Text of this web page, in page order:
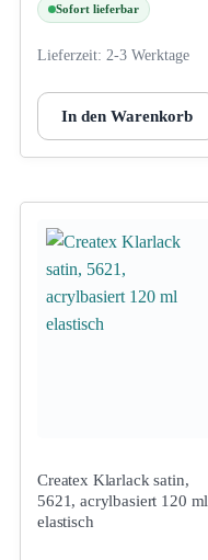
Sofort lieferbar
Lieferzeit: 2-3 Werktage
In den Warenkorb
Createx Klarlack satin,
5621, acrylbasiert 120 ml
elastisch